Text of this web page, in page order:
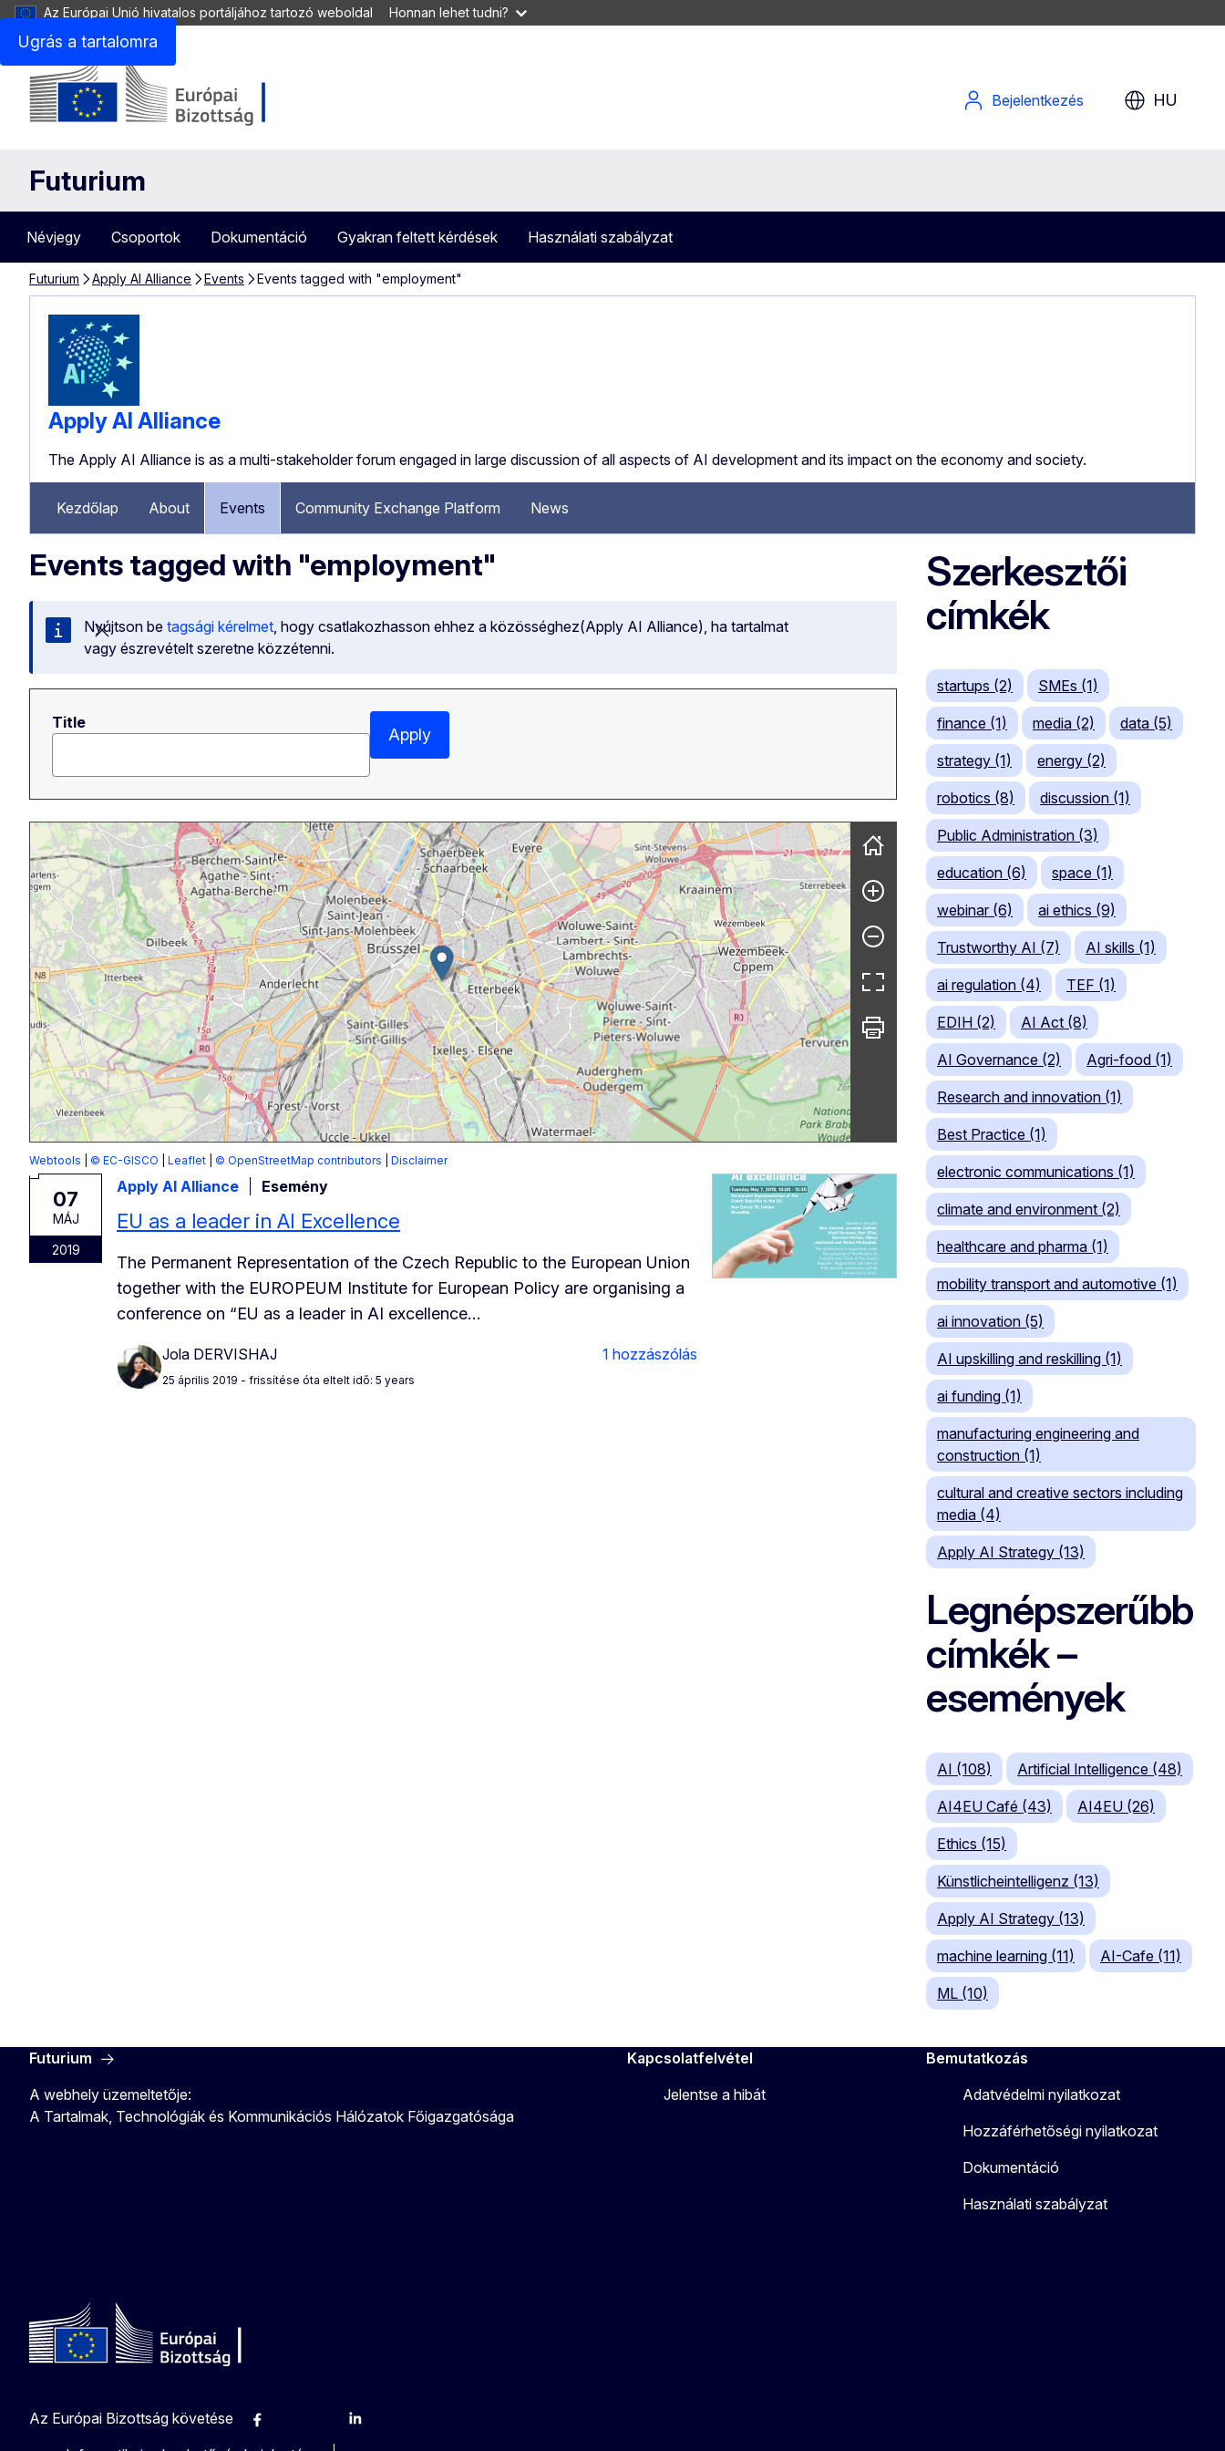
Ugrás a tartalomra
Az Európai Unió hivatalos portáljához tartozó weboldal Honnan lehet tudni?
Bejelentkezés HU
Futurium
Névjegy Csoportok Dokumentáció Gyakran feltett kérdések Használati szabályzat
Futurium Apply AI Alliance Events Events tagged with "employment"
Apply AI Alliance
The Apply AI Alliance is as a multi-stakeholder forum engaged in large discussion of all aspects of AI development and its impact on the economy and society.
Kezdőlap About Events Community Exchange Platform News
Events tagged with "employment"
Üzenet bezárása
Nyújtson be tagsági kérelmet, hogy csatlakozhasson ehhez a közösséghez(Apply AI Alliance), ha tartalmat
vagy észrevételt szeretne közzétenni.
Title
Apply
Webtools © EC-GISCO Leaflet © OpenStreetMap contributors Disclaimer
07
MÁJ
2019
Apply AI Alliance Esemény
EU as a leader in AI Excellence
The Permanent Representation of the Czech Republic to the European Union
together with the EUROPEUM Institute for European Policy are organising a
conference on “EU as a leader in AI excellence…
Jola DERVISHAJ
25 április 2019 - frissítése óta eltelt idő: 5 years
1 hozzászólás
Szerkesztői
címkék
startups (2) SMEs (1)
finance (1) media (2) data (5)
strategy (1) energy (2)
robotics (8) discussion (1)
Public Administration (3)
education (6) space (1)
webinar (6) ai ethics (9)
Trustworthy AI (7) AI skills (1)
ai regulation (4) TEF (1)
EDIH (2) AI Act (8)
AI Governance (2) Agri-food (1)
Research and innovation (1)
Best Practice (1)
electronic communications (1)
climate and environment (2)
healthcare and pharma (1)
mobility transport and automotive (1)
ai innovation (5)
AI upskilling and reskilling (1)
ai funding (1)
manufacturing engineering and
construction (1)
cultural and creative sectors including
media (4)
Apply AI Strategy (13)
Legnépszerűbb
címkék –
események
AI (108) Artificial Intelligence (48)
AI4EU Café (43) AI4EU (26)
Ethics (15)
Künstlicheintelligenz (13)
Apply AI Strategy (13)
machine learning (11) AI-Cafe (11)
ML (10)
Futurium
A webhely üzemeltetője:
A Tartalmak, Technológiák és Kommunikációs Hálózatok Főigazgatósága
Kapcsolatfelvétel
Jelentse a hibát
Bemutatkozás
Adatvédelmi nyilatkozat
Hozzáférhetőségi nyilatkozat
Dokumentáció
Használati szabályzat
Az Európai Bizottság követése
Facebook Linkedin